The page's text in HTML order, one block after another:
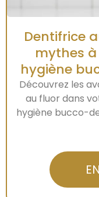
Dentifrice
mythes
hygiène
Découvrez les
au fluor dans
hygiène bucco-